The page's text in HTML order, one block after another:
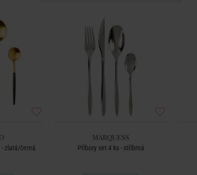
zlatá/černá
MARQUESS
Příbory set 4 ks - stříbrná